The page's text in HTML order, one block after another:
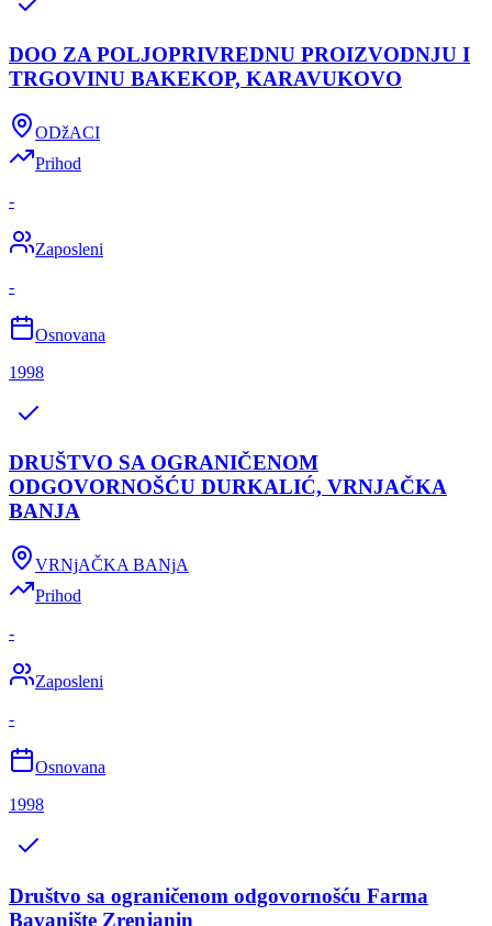
DOO ZA POLJOPRIVREDNU PROIZVODNJU I
TRGOVINU BAKEKOP, KARAVUKOVO
ODžACI
Prihod
-
Zaposleni
-
Osnovana
1998
DRUŠTVO SA OGRANIČENOM
ODGOVORNOŠĆU DURKALIĆ, VRNJAČKA
BANJA
VRNjAČKA BANjA
Prihod
-
Zaposleni
-
Osnovana
1998
Društvo sa ograničenom odgovornošću Farma
Bavanište Zrenjanin